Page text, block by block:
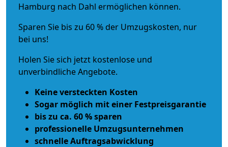
Hamburg nach Dahl ermöglichen können.
Sparen Sie bis zu 60 % der Umzugskosten, nur
bei uns!
Holen Sie sich jetzt kostenlose und
unverbindliche Angebote.
Keine versteckten Kosten
Sogar möglich mit einer Festpreisgarantie
bis zu ca. 60 % sparen
professionelle Umzugsunternehmen
schnelle Auftragsabwicklung